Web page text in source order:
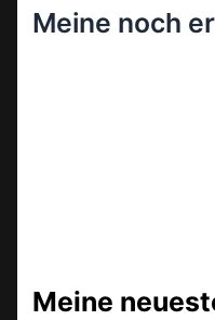
Meine noch
Meine